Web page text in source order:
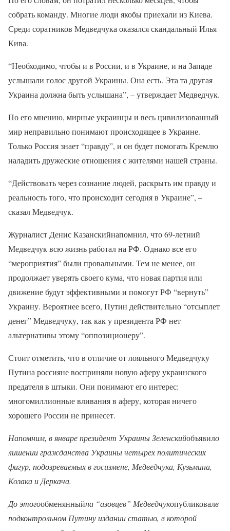
собрать команду. Многие люди якобы приехали из Киева.
Среди соратников Медведчука оказался скандальный Илья
Кива.
“Необходимо, чтобы и в России, и в Украине, и на Западе
услышали голос другой Украины. Она есть. Эта та другая
Украина должна быть услышана”, – утверждает Медведчук.
По его мнению, мирные украинцы и весь цивилизованный
мир неправильно понимают происходящее в Украине.
Только Россия знает “правду”, и он будет помогать Кремлю
наладить дружеские отношения с жителями нашей страны.
“Действовать через сознание людей, раскрыть им правду и
реальность того, что происходит сегодня в Украине”, –
сказал Медведчук.
Журналист Денис Казанскийнапомнил, что 69-летний
Медведчук всю жизнь работал на РФ. Однако все его
“мероприятия” были провальными. Тем не менее, он
продолжает уверять своего кума, что новая партия или
движение будут эффективными и помогут РФ “вернуть”
Украину. Вероятнее всего, Путин действительно “отсыплет
денег” Медведчуку, так как у президента РФ нет
альтернативы этому “оппозиционеру”.
Стоит отметить, что в отличие от лояльного Медведчуку
Путина россияне восприняли новую аферу украинского
предателя в штыки. Они понимают его интерес:
многомиллионные вливания в аферу, которая ничего
хорошего России не принесет.
Напомним, в январе президент Украины Зеленскийобъявило
лишении гражданства Украины четырех политических
фигур, подозреваемых в госизмене, Медведчука, Кузьмина,
Козака и Деркача.
До этогообменянныйна “азовцев” Медведчукопубликовалв
подконтрольном Путину издании статью, в которой